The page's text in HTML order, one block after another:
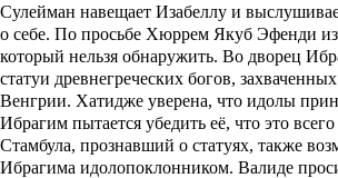
Сулейман навещает Изабеллу и
о себе. По просьбе Хюррем Якуб Эфенди
который нельзя обнаружить. Во дворец
статуи древнегреческих богов,
Венгрии. Хатидже уверена, что идолы
Ибрагим пытается убедить её, что это
Стамбула, прознавший о статуях, также
Ибрагима идолопоклонником. Валиде